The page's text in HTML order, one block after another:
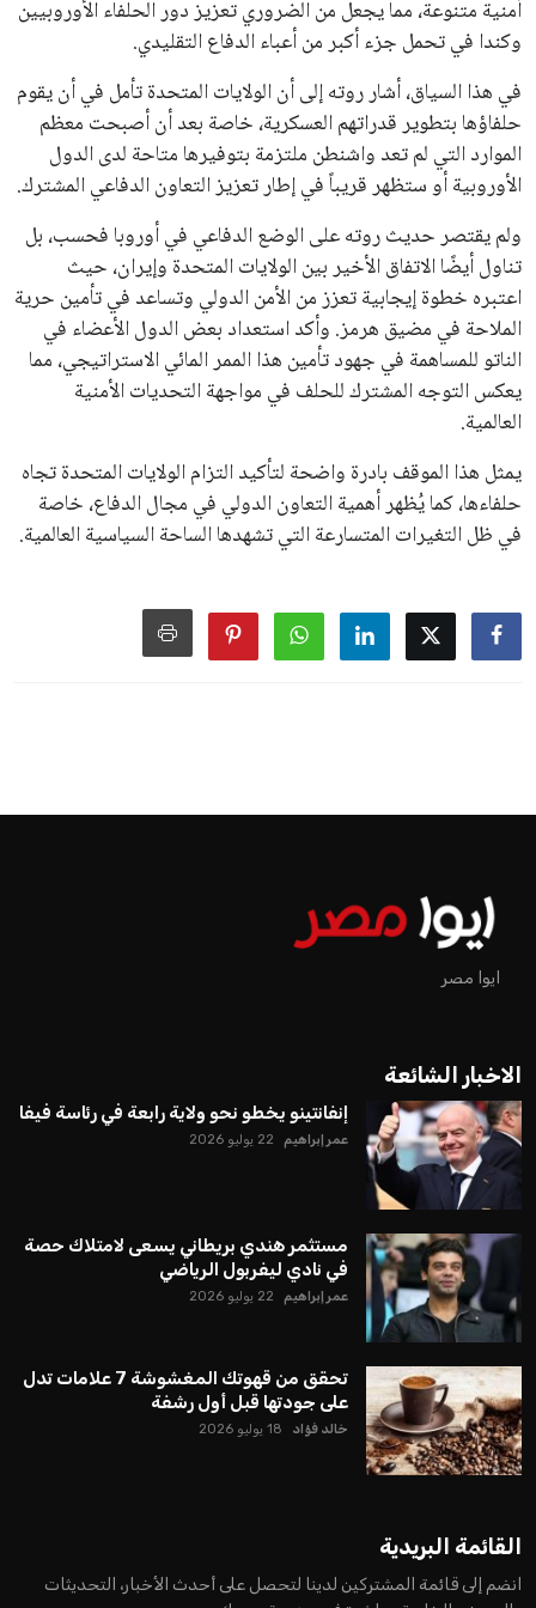
يبدو أن السويسري جياني إنفانتينو في طريقه للاحتفاظ بمنصبه
كرئيس للاتحاد الدولي لكرة القدم “فيفا” لفترة رابعة، بعد أن حصل
على تأييد واسع من أكثر من 200 اتحاد وطني من أصل 211 في
الجمعية العمومية. مما يعزز فرصته للفوز في الانتخابات المقررة عام
2027، ويجعله المرشح الأكثر حظًا حتى الآن.
هذا الدعم الواسع يأتي على الرغم من الانتقادات التي وجهت
لإنفانتينو في الآونة الأخيرة. حتى الآن، لم يتقدم أي مرشح منافس
في السباق الانتخابي، ولم تتمكن الأصوات المعارضة من التوصل إلى
يعتمد إنفانتينو على قاعدة دعم قوية من الاتحادات القارية المختلفة،
جديدة تحت مظلة “فيفا”.
الأوروبية، حيث ارتفعت حدة الانتقادات الموجهة إلى إنفانتينو
بسبب التوسع المستمر في البطولات الدولية وأثر ذلك على الجدول
الزمني للمسابقات المحلية. وقد دعا رئيس رابطة الدوري الإسباني،
خافيير تيباس، إلى تنحّي إنفانتينو، معتبراً أن سياساته تضر بصناعة
على الرغم من هذه الانتقادات، تشير التوقعات إلى أن إنفانتينو
يمتلك فرصًا كبيرة للفوز بولاية جديدة، خصوصًا في ظل غياب
منافس قوي يتمتع بإجماع داخل الأسرة الكروية الدولية. هذا يعزز
من فرص استمراره في قيادة “فيفا” حتى عام 2031.
ايوا مصر